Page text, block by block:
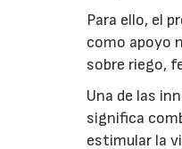
Para ello, el
como apoyo
sobre riego,
Una de las
significa
estimular la